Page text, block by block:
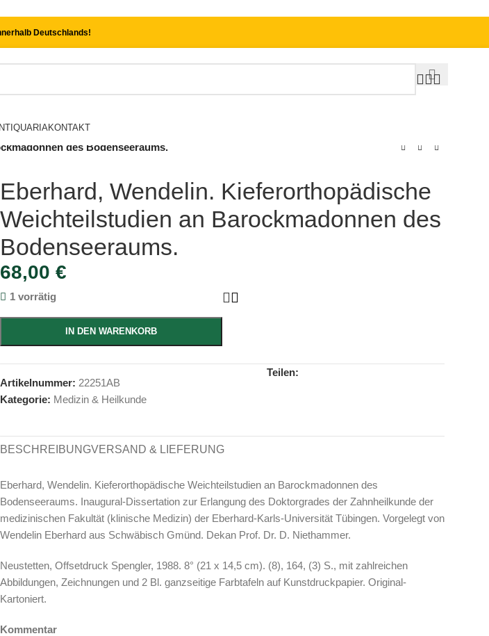
Deutschlands!
KONTAKT
des Bodenseeraums.
Eberhard, Wendelin. Kieferorthopädische
Weichteilstudien an Barockmadonnen des
Bodenseeraums.
68,00 €
1 vorrätig
IN DEN WARENKORB
Artikelnummer: 22251AB
Kategorie: Medizin & Heilkunde
Teilen:
BESCHREIBUNGVERSAND & LIEFERUNG
Eberhard, Wendelin. Kieferorthopädische Weichteilstudien an Barockmadonnen des
Bodenseeraums. Inaugural-Dissertation zur Erlangung des Doktorgrades der Zahnheilkunde der
medizinischen Fakultät (klinische Medizin) der Eberhard-Karls-Universität Tübingen. Vorgelegt von
Wendelin Eberhard aus Schwäbisch Gmünd. Dekan Prof. Dr. D. Niethammer.
Neustetten, Offsetdruck Spengler, 1988. 8° (21 x 14,5 cm). (8), 164, (3) S., mit zahlreichen
Abbildungen, Zeichnungen und 2 Bl. ganzseitige Farbtafeln auf Kunstdruckpapier. Original-
Kartoniert.
Kommentar